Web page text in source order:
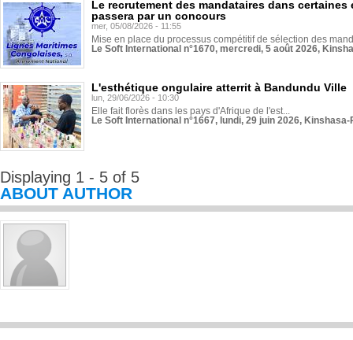
Le recrutement des mandataires dans
passera par un concours
mer, 05/08/2026 - 11:55
Mise en place du processus compétitif de sélection des
Le Soft International n°1670, mercredi, 5 août 2026,
L'esthétique ongulaire atterrit à Bandundu Ville
lun, 29/06/2026 - 10:30
Elle fait florès dans les pays d'Afrique de l'est...
Le Soft International n°1667, lundi, 29 juin 2026,
Displaying 1 - 5 of 5
ABOUT AUTHOR